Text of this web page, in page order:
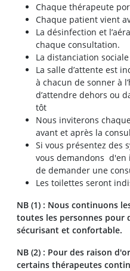
Chaque thérapeute
Chaque patient vient
La désinfection et
chaque consultation.
La distanciation
La salle d’attente est
à chacun de sonner à
d’attendre dehors ou
tôt
Nous inviterons
avant et après la
Si vous présentez des
vous demandons
de demander une
Les toilettes seront
NB (1) : Nous continuons
toutes les personnes pour
sécurisant et confortable.
NB (2) : Pour des raison
certains thérapeutes